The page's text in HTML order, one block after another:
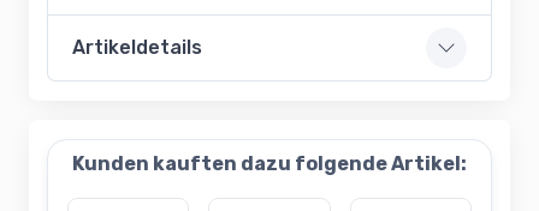
Artikeldetails
Kunden kauften dazu folgende Artikel: